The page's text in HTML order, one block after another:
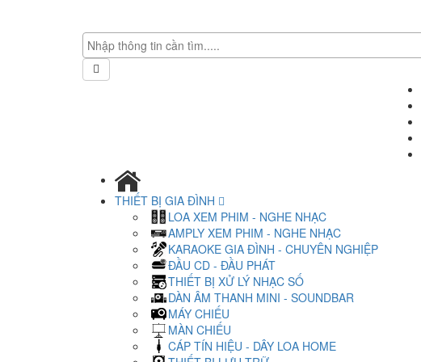
THIẾT BỊ GIA ĐÌNH
LOA XEM PHIM - NGHE NHẠC
AMPLY XEM PHIM - NGHE NHẠC
KARAOKE GIA ĐÌNH - CHUYÊN NGHIỆP
ĐẦU CD - ĐẦU PHÁT
THIẾT BỊ XỬ LÝ NHẠC SỐ
DÀN ÂM THANH MINI - SOUNDBAR
MÁY CHIẾU
MÀN CHIẾU
CÁP TÍN HIỆU - DÂY LOA HOME